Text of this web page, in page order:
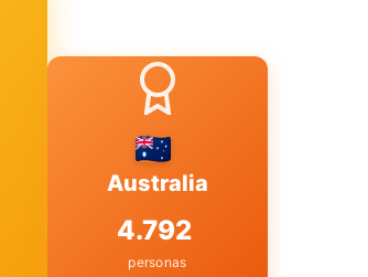
Australia
4.792
personas